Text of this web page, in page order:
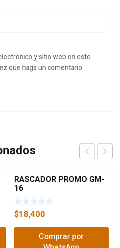
y sitio web en este
que haga un comentario.
RASCADOR PROMO GM-
16
$18,400
Comprar por